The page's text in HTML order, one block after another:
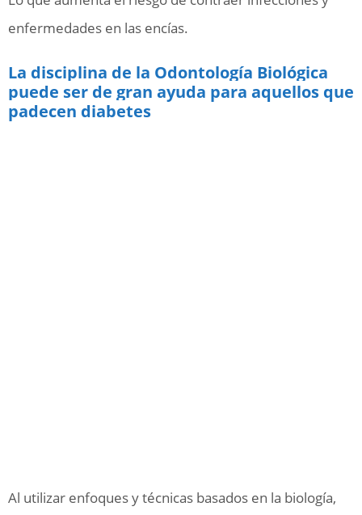
enfermedades en las encías.
La disciplina de la Odontología Biológica
puede ser de gran ayuda para aquellos que
padecen diabetes
Al utilizar enfoques y técnicas basados en la biología,